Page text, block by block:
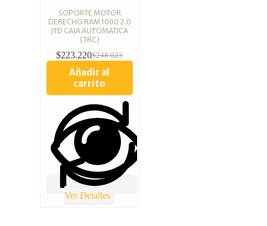
SOPORTE MOTOR
DERECHO RAM 1000 2.0
JTD CAJA AUTOMATICA
(TRC)
$248.023
$223.220
Añadir al
carrito
Ver Detalles